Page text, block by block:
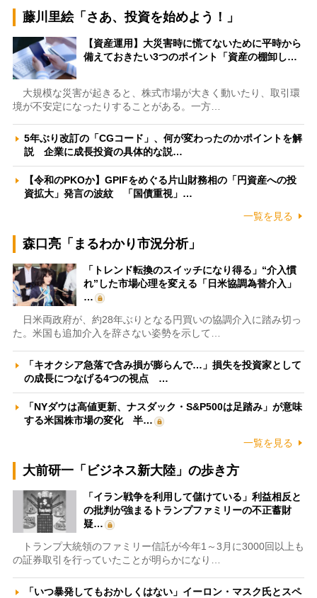
藤川里絵「さあ、投資を始めよう！」
【資産運用】大災害時に慌てないために平時から
備えておきたい3つのポイント「資産の棚卸し…
大規模な災害が起きると、株式市場が大きく動いたり、取引環
境が不安定になったりすることがある。一方…
5年ぶり改訂の「CGコード」、何が変わったのかポイントを解
説 企業に成長投資の具体的な説…
【令和のPKOか】GPIFをめぐる片山財務相の「円資産への投
資拡大」発言の波紋 「国債重視」…
一覧を見る
森口亮「まるわかり市況分析」
「トレンド転換のスイッチになり得る」“介入慣
れ”した市場心理を変える「日米協調為替介入」
…
日米両政府が、約28年ぶりとなる円買いの協調介入に踏み切っ
た。米国も追加介入を辞さない姿勢を示して…
「キオクシア急落で含み損が膨らんで…」損失を投資家として
の成長につなげる4つの視点 …
「NYダウは高値更新、ナスダック・S&P500は足踏み」が意味
する米国株市場の変化 半…
一覧を見る
大前研一「ビジネス新大陸」の歩き方
「イラン戦争を利用して儲けている」利益相反と
の批判が強まるトランプファミリーの不正蓄財
疑…
トランプ大統領のファミリー信託が今年1～3月に3000回以上も
の証券取引を行っていたことが明らかになり…
「いつ暴発してもおかしくはない」イーロン・マスク氏とスペ